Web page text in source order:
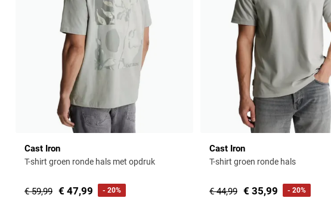
Cast Iron
T-shirt groen ronde hals met opdruk
€ 59,99 € 47,99 - 20%
Cast Iron
T-shirt groen ronde hals
€ 44,99 € 35,99 - 20%